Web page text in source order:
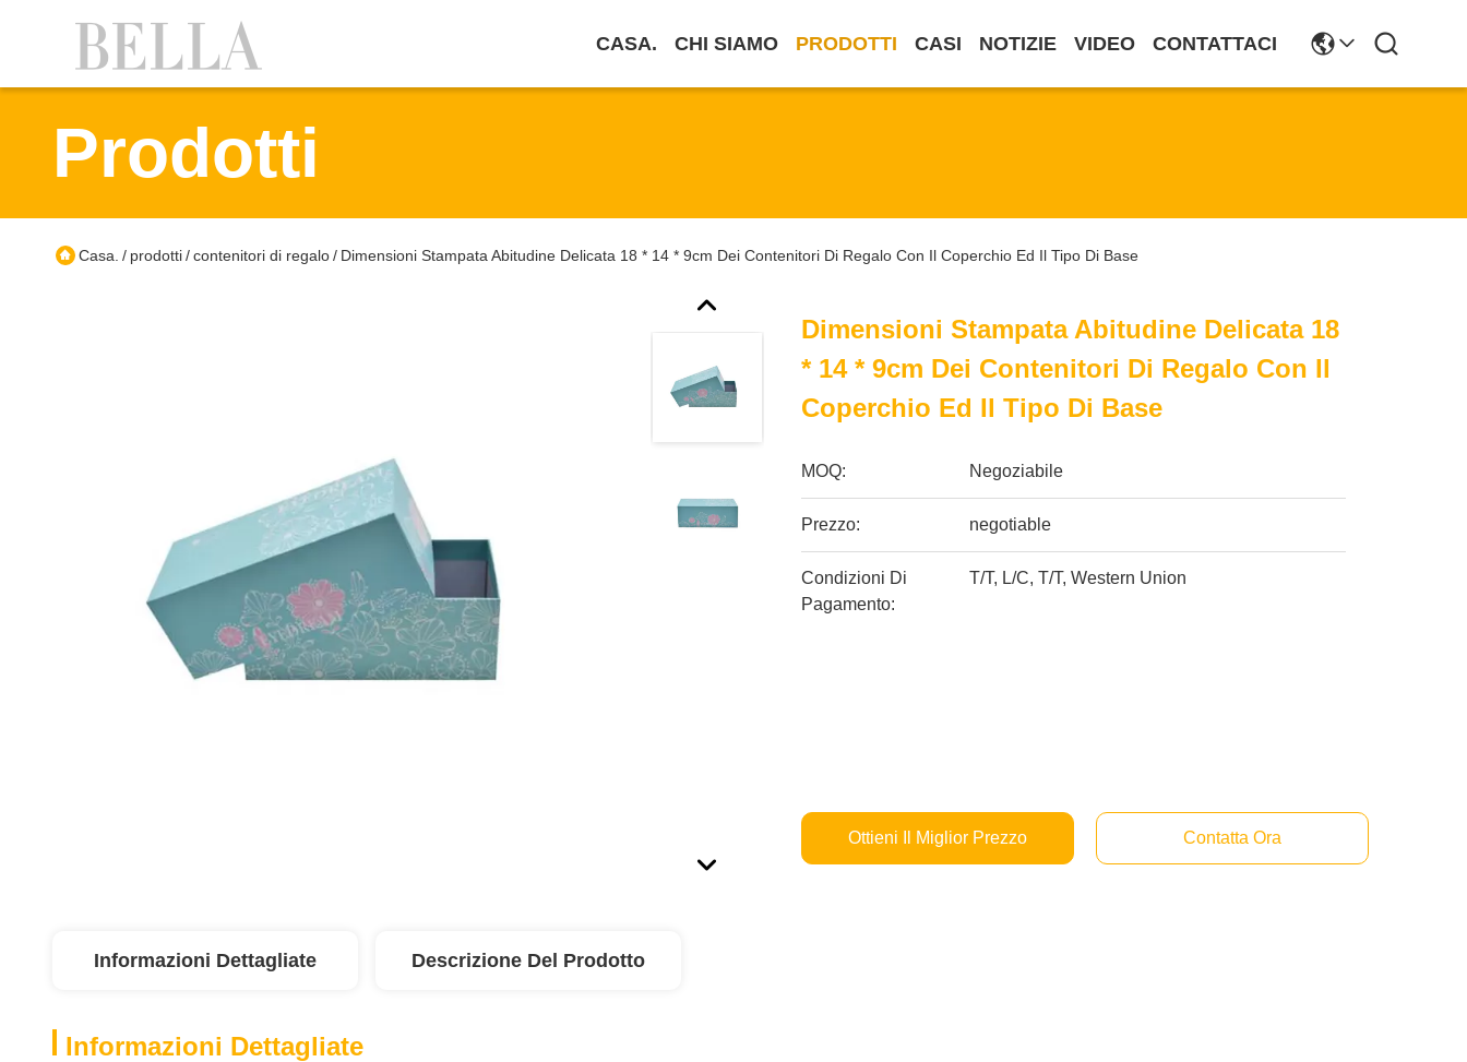
CASA. CHI SIAMO PRODOTTI CASI NOTIZIE VIDEO CONTATTACI
Prodotti
Casa. / prodotti/contenitori di regalo/ Dimensioni Stampata Abitudine Delicata 18 * 14 * 9cm Dei Contenitori Di Regalo Con Il Coperchio Ed Il Tipo Di Base
Dimensioni Stampata Abitudine Delicata 18
* 14 * 9cm Dei Contenitori Di Regalo Con Il
Coperchio Ed Il Tipo Di Base
MOQ: Negoziabile
Prezzo: negotiable
Condizioni Di
Pagamento:
T/T, L/C, T/T, Western Union
Ottieni Il Miglior Prezzo Contatta Ora
Informazioni Dettagliate Descrizione Del Prodotto
Informazioni Dettagliate